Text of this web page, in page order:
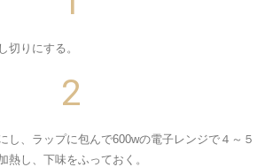
切りにする。
し、ラップに包んで600wの電子レンジで４～５
熱し、下味をふっておく。